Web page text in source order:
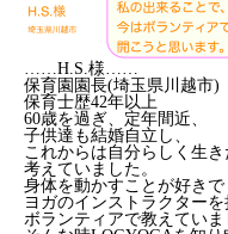
……H.S.様……
保育園園長(埼玉県川越市)
保育士歴42年以上
60歳を過ぎ、定年間近、
子供達も結婚自立し、
これからは自分らしく生き
考えていました。
身体を動かすことが好きで
ヨガのインストラクターを
ボランティアで教えていま